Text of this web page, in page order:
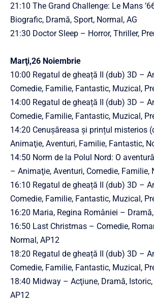
21:10 The Grand Challenge: Le Mans
Biografic, Dramă, Sport, Normal, AG
21:30 Doctor Sleep – Horror, Thriller,
Marţi,26 Noiembrie
10:00 Regatul de gheață II (dub) 3D –
Comedie, Familie, Fantastic, Muzical,
14:00 Regatul de gheață II (dub) 3D –
Comedie, Familie, Fantastic, Muzical,
14:20 Cenușăreasa și prințul misterios
Animaţie, Aventuri, Familie, Fantastic,
14:50 Norm de la Polul Nord: O
– Animaţie, Aventuri, Comedie, Familie,
16:10 Regatul de gheață II (dub) 3D –
Comedie, Familie, Fantastic, Muzical,
16:20 Maria, Regina României –
16:50 Last Christmas – Comedie,
Normal, AP12
18:20 Regatul de gheață II (dub) 3D –
Comedie, Familie, Fantastic, Muzical,
18:40 Midway – Acţiune, Dramă,
AP12